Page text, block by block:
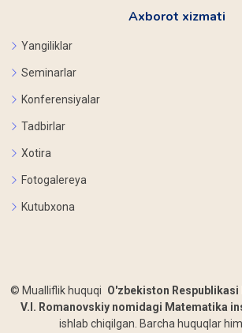
Axborot xizmati
Yangiliklar
Seminarlar
Konferensiyalar
Tadbirlar
Xotira
Fotogalereya
Kutubxona
© Mualliflik huquqi O'zbekiston
V.I. Romanovskiy nomidagi Matematika
ishlab chiqilgan. Barcha huquqlar